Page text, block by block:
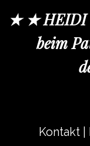
★ ★ HEIDI
beim
Kontakt